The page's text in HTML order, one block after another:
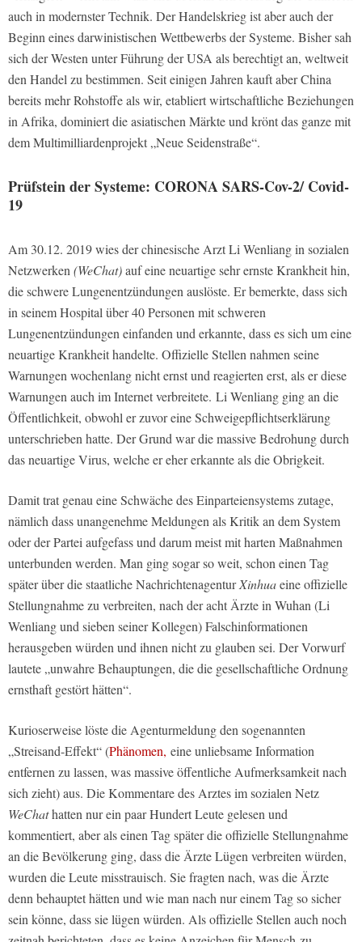
auch in modernster Technik. Der Handelskrieg ist aber auch der
Beginn eines darwinistischen Wettbewerbs der Systeme. Bisher sah
sich der Westen unter Führung der USA als berechtigt an, weltweit
den Handel zu bestimmen. Seit einigen Jahren kauft aber China
bereits mehr Rohstoffe als wir, etabliert wirtschaftliche Beziehungen
in Afrika, dominiert die asiatischen Märkte und krönt das ganze mit
dem Multimilliardenprojekt „Neue Seidenstraße“.
Prüfstein der Systeme: CORONA SARS-Cov-2/ Covid-
19
Am 30.12. 2019 wies der chinesische Arzt Li Wenliang in sozialen
Netzwerken(WeChat)auf eine neuartige sehr ernste Krankheit hin,
die schwere Lungenentzündungen auslöste. Er bemerkte, dass sich
in seinem Hospital über 40 Personen mit schweren
Lungenentzündungen einfanden und erkannte, dass es sich um eine
neuartige Krankheit handelte. Offizielle Stellen nahmen seine
Warnungen wochenlang nicht ernst und reagierten erst, als er diese
Warnungen auch im Internet verbreitete. Li Wenliang ging an die
Öffentlichkeit, obwohl er zuvor eine Schweigepflichtserklärung
unterschrieben hatte. Der Grund war die massive Bedrohung durch
das neuartige Virus, welche er eher erkannte als die Obrigkeit.
Damit trat genau eine Schwäche des Einparteiensystems zutage,
nämlich dass unangenehme Meldungen als Kritik an dem System
oder der Partei aufgefass und darum meist mit harten Maßnahmen
unterbunden werden. Man ging sogar so weit, schon einen Tag
später über die staatliche NachrichtenagenturXinhuaeine offizielle
Stellungnahme zu verbreiten, nach der acht Ärzte in Wuhan (Li
Wenliang und sieben seiner Kollegen) Falschinformationen
herausgeben würden und ihnen nicht zu glauben sei. Der Vorwurf
lautete „unwahre Behauptungen, die die gesellschaftliche Ordnung
ernsthaft gestört hätten“.
Kurioserweise löste die Agenturmeldung den sogenannten
„Streisand-Effekt“ (Phänomen, eine unliebsame Information
entfernen zu lassen, was massive öffentliche Aufmerksamkeit nach
sich zieht) aus. Die Kommentare des Arztes im sozialen Netz
WeChathatten nur ein paar Hundert Leute gelesen und
kommentiert, aber als einen Tag später die offizielle Stellungnahme
an die Bevölkerung ging, dass die Ärzte Lügen verbreiten würden,
wurden die Leute misstrauisch. Sie fragten nach, was die Ärzte
denn behauptet hätten und wie man nach nur einem Tag so sicher
sein könne, dass sie lügen würden. Als offizielle Stellen auch noch